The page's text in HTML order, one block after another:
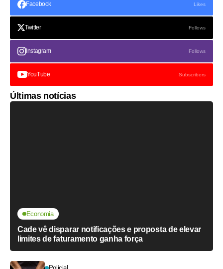
Facebook Likes
Twitter Follows
Instagram Follows
YouTube Subscribers
Últimas notícias
Economia
Cade vê disparar notificações e proposta de elevar
limites de faturamento ganha força